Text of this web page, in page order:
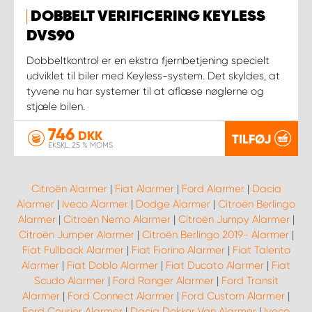
DOBBELT VERIFICERING KEYLESS
DVS90
Dobbeltkontrol er en ekstra fjernbetjening specielt
udviklet til biler med Keyless-system. Det skyldes, at
tyvene nu har systemer til at aflæse nøglerne og
stjæle bilen.
746 DKK
EKSKL. 25 % MOMS TILFØJ
Citroën Alarmer| Fiat Alarmer| Ford Alarmer| Dacia
Alarmer | Iveco Alarmer | Dodge Alarmer | Citroën Berlingo
Alarmer| Citroën Nemo Alarmer| Citroën Jumpy Alarmer|
Citroën Jumper Alarmer| Citroën Berlingo 2019- Alarmer|
Fiat Fullback Alarmer| Fiat Fiorino Alarmer| Fiat Talento
Alarmer | Fiat Doblo Alarmer | Fiat Ducato Alarmer | Fiat
Scudo Alarmer| Ford Ranger Alarmer| Ford Transit
Alarmer | Ford Connect Alarmer | Ford Custom Alarmer |